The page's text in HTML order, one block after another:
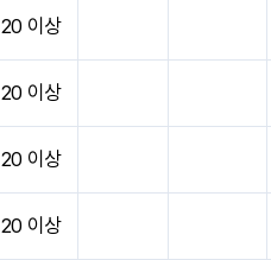
20 이상
20 이상
20 이상
20 이상